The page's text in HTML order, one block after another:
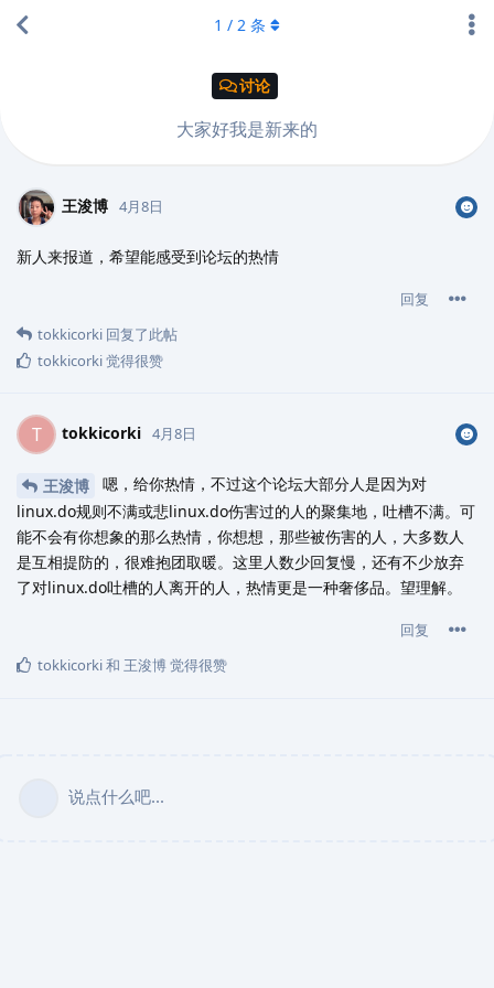
讨论
大家好我是新来的
1 / 2 条
王浚博 4月8日
新人来报道，希望能感受到论坛的热情
回复
tokkicorki 回复了此帖
tokkicorki觉得很赞
T tokkicorki 4月8日
王浚博
嗯，给你热情，不过这个论坛大部分人是因为对
linux.do规则不满或悲linux.do伤害过的人的聚集地，吐槽不满。可
能不会有你想象的那么热情，你想想，那些被伤害的人，大多数人
是互相提防的，很难抱团取暖。这里人数少回复慢，还有不少放弃
了对linux.do吐槽的人离开的人，热情更是一种奢侈品。望理解。
回复
tokkicorki和 王浚博觉得很赞
说点什么吧...